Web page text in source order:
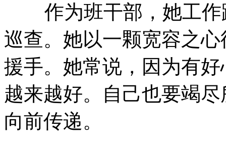
作为班干部，她工作
巡查。她以一颗宽容之
援手。她常说，因为有
越来越好。自己也要竭
向前传递。